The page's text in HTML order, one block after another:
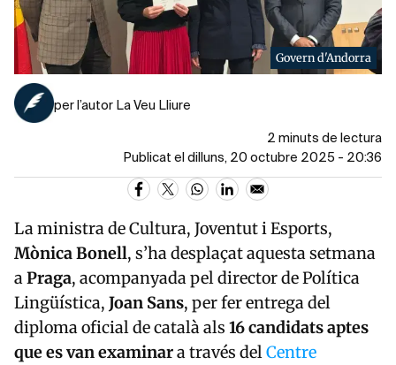
Govern d'Andorra
per l’autor La Veu Lliure
2 minuts de lectura
Publicat el dilluns, 20 octubre 2025 - 20:36
La ministra de Cultura, Joventut i Esports,
Mònica Bonell, s’ha desplaçat aquesta setmana
aPraga, acompanyada pel director de Política
Lingüística, Joan Sans, per fer entrega del
diploma oficial de català als 16 candidats aptes
que es van examinara través delCentre